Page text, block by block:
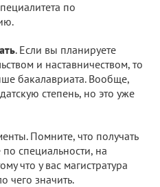
по
. Если вы планируете
и наставничеством, то
бакалавриата. Вообще,
степень, но это уже
Помните, что получать
специальности, на
что у вас магистратура
чего значить.